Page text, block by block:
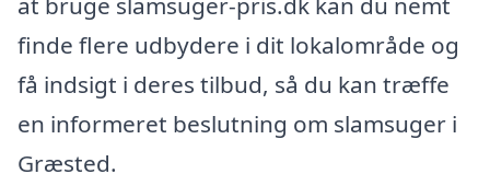
finde flere udbydere i dit lokalområde og
få indsigt i deres tilbud, så du kan træffe
en informeret beslutning om slamsuger i
Græsted.